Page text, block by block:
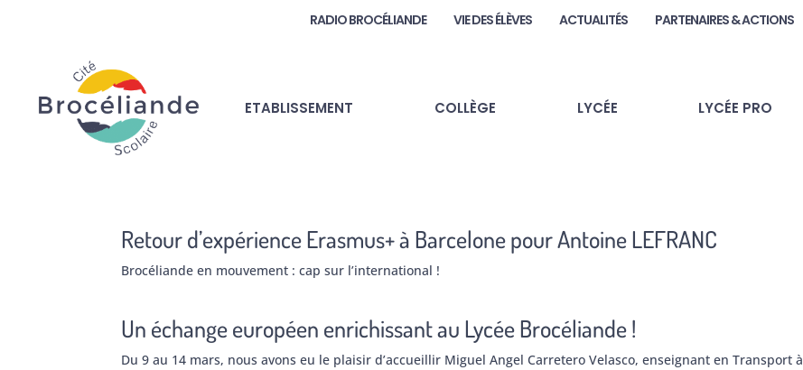
RADIO BROCÉLIANDE VIE DES ÉLÈVES ACTUALITÉS PARTENAIRES & ACTIONS
ETABLISSEMENT COLLÈGE LYCÉE LYCÉE PRO
Retour d’expérience Erasmus+ à Barcelone pour Antoine LEFRANC
Brocéliande en mouvement : cap sur l’international !
Un échange européen enrichissant au Lycée Brocéliande !
Du 9 au 14 mars, nous avons eu le plaisir d’accueillir Miguel Angel Carretero Velasco, enseignant en Transport à